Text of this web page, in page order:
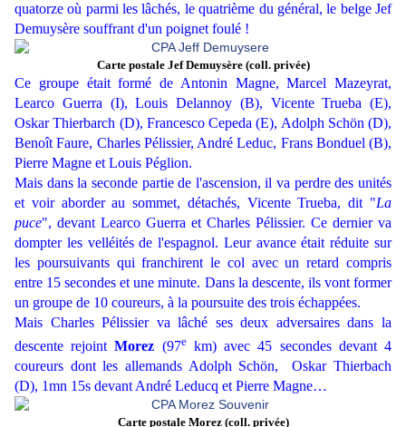
quatorze où parmi les lâchés, le quatrième du général, le belge Jef
Demuysère souffrant d'un poignet foulé !
Carte postale Jef Demuysère (coll. privée)
Ce groupe était formé de Antonin Magne, Marcel Mazeyrat,
Learco Guerra (I), Louis Delannoy (B), Vicente Trueba (E),
Oskar Thierbarch (D), Francesco Cepeda (E), Adolph Schön (D),
Benoît Faure, Charles Pélissier, André Leduc, Frans Bonduel (B),
Pierre Magne et Louis Péglion.
Mais dans la seconde partie de l'ascension, il va perdre des unités
et voir aborder au sommet, détachés, Vicente Trueba, dit "La
puce", devant Learco Guerra et Charles Pélissier. Ce dernier va
dompter les velléités de l'espagnol. Leur avance était réduite sur
les poursuivants qui franchirent le col avec un retard compris
entre 15 secondes et une minute. Dans la descente, ils vont former
un groupe de 10 coureurs, à la poursuite des trois échappées.
Mais Charles Pélissier va lâché ses deux adversaires dans la
descente rejointMorez (97ekm) avec 45 secondes devant 4
coureurs dont les allemands Adolph Schön, Oskar Thierbach
(D), 1mn 15s devant André Leducq et Pierre Magne…
Carte postale Morez (coll. privée)